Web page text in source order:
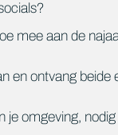
mee aan de
en ontvang beide
je omgeving,